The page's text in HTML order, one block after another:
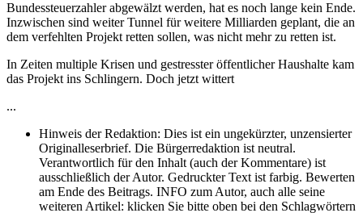
Bundessteuerzahler abgewälzt werden, hat es noch lange kein Ende.
Inzwischen sind weiter Tunnel für weitere Milliarden geplant, die an
dem verfehlten Projekt retten sollen, was nicht mehr zu retten ist.
In Zeiten multiple Krisen und gestresster öffentlicher Haushalte kam
das Projekt ins Schlingern. Doch jetzt wittert
...
Hinweis der Redaktion: Dies ist ein ungekürzter, unzensierter
Originalleserbrief. Die Bürgerredaktion ist neutral.
Verantwortlich für den Inhalt (auch der Kommentare) ist
ausschließlich der Autor. Gedruckter Text ist farbig. Bewerten
am Ende des Beitrags. INFO zum Autor, auch alle seine
weiteren Artikel: klicken Sie bitte oben bei den Schlagwörtern